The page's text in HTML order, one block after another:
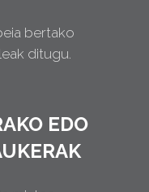
bertako
ditugu.
EDO